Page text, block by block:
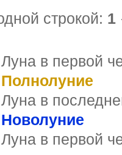
строкой: 1
в первой
Полнолуние
в
Новолуние
в первой